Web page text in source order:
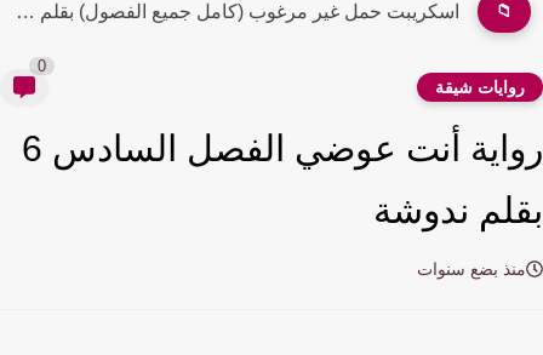
📁 رواية مأساة حنين الفصل السابع والعشرون 27 والأخير بقلم ٱية...
شيقة
رواية أنت عوضي الفصل السادس 6
ندوشة
بضع سنوات